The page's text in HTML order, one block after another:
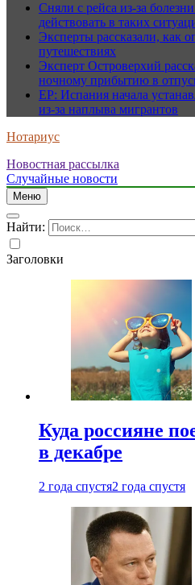
Сняли с рейса из-за
действовать в таких
Эксперты рассказали, как
путешествиях
Эксперт Островерхий
ночному прибытию в
EP: Испания начала
из-за наплыва мигрантов
Нотариус
Новостная рассылка
Случайные новости
Меню
Найти:
Заголовки
Куда россияне
в декабре
2 года спустя2 года спустя